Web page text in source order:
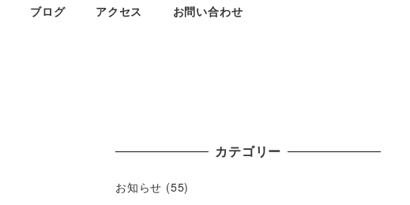
ブログ アクセス お問い合わせ
カテゴリー
お知らせ (55)